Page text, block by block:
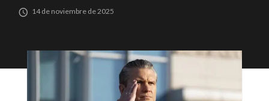
14 de noviembre de 2025